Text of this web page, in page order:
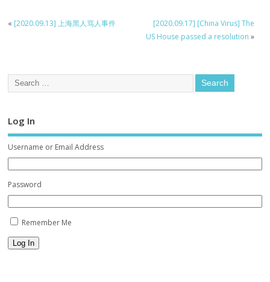
« [2020.09.13] 上海黑人骂人事件
[2020.09.17] [China Virus] The
US House passed a resolution »
Log In
Username or Email Address
Password
Remember Me
Log In